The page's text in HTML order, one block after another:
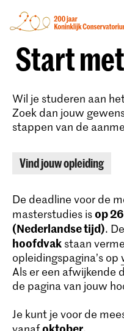
Start
Wil je studeren aan
Zoek dan jouw
stappen van de
Vind jouw opleiding
De deadline voor de
masterstudies isop
(Nederlandse tijd).
hoofdvak staan
opleidingspagina’s op
Als er een afwijkende
de pagina van jouw
Je kunt je voor de